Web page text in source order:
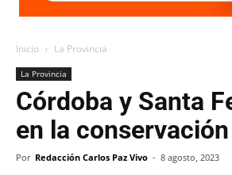
Inicio La Provincia
La Provincia
Córdoba y Santa
en la
Por Redacción Carlos Paz Vivo - 8 agosto, 2023